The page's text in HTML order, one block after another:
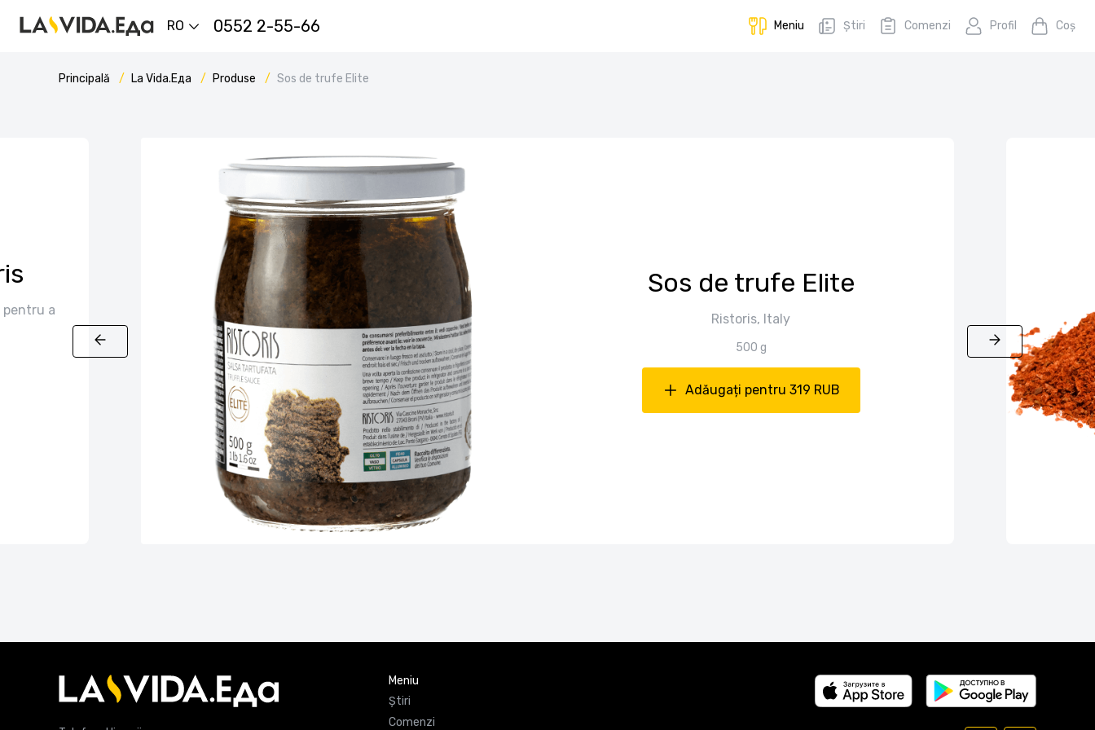
RO 0552 2-55-66 Meniu Știri Comenzi Profil Coş
Principală La Vida.Еда Produse Sos de trufe Elite
a
Sos de trufe Elite
Ristoris, Italy
500 g
Adăugați pentru 319 RUB
Meniu
Știri
Comenzi